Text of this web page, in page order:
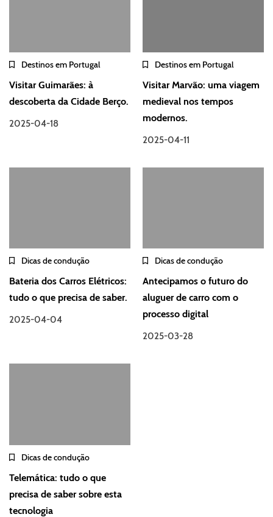
Destinos em Portugal
Visitar Guimarães: à
descoberta da Cidade Berço.
2025-04-18
Destinos em Portugal
Visitar Marvão: uma viagem
medieval nos tempos
modernos.
2025-04-11
Dicas de condução
Bateria dos Carros Elétricos:
tudo o que precisa de saber.
2025-04-04
Dicas de condução
Antecipamos o futuro do
aluguer de carro com o
processo digital
2025-03-28
Dicas de condução
Telemática: tudo o que
precisa de saber sobre esta
tecnologia